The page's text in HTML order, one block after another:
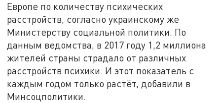
Европе по количеству психических
расстройств, согласно украинскому же
Министерству социальной политики. По
данным ведомства, в 2017 году 1,2 миллиона
жителей страны страдало от различных
расстройств психики. И этот показатель с
каждым годом только растёт, добавили в
Минсоцполитики.